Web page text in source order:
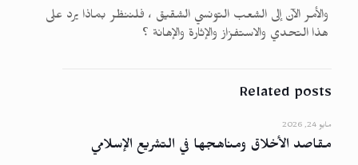
والأمر الآن إلى الشعب التونسي الشقيق ، فلننظر بماذا يرد على
هذا التحدي والاستفزاز والإثارة والإهانة ؟
Related posts
مايو 24, 2026
مقاصد الأخلاق ومناهجها في التشريع الإسلامي